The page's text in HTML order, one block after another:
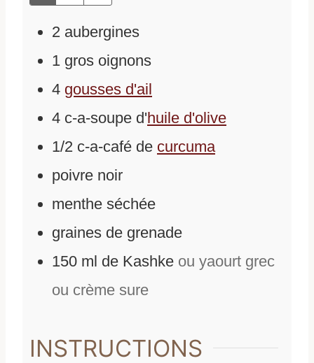
2 aubergines
1 gros oignons
4 gousses d'ail
4 c-a-soupe d'huile d'olive
1/2 c-a-café de curcuma
poivre noir
menthe séchée
graines de grenade
150 ml de Kashke ou yaourt grec
ou crème sure
INSTRUCTIONS